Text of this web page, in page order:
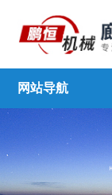
网站导航